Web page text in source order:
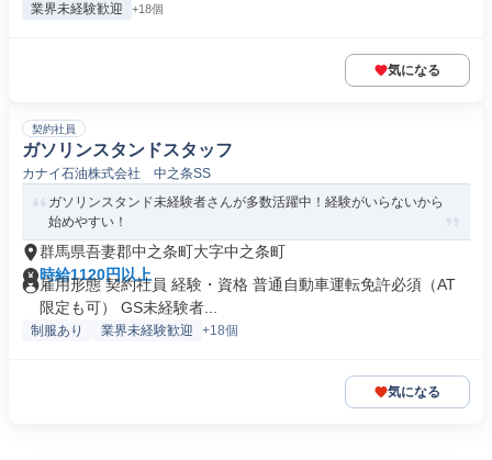
業界未経験歓迎 +18個
気になる
契約社員
ガソリンスタンドスタッフ
カナイ石油株式会社 中之条SS
ガソリンスタンド未経験者さんが多数活躍中！経験がいらないから
始めやすい！
群馬県吾妻郡中之条町大字中之条町
時給1120円以上
雇用形態 契約社員 経験・資格 普通自動車運転免許必須（AT
限定も可） GS未経験者...
制服あり 業界未経験歓迎 +18個
気になる